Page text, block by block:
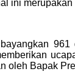
ini
oleh Bapak